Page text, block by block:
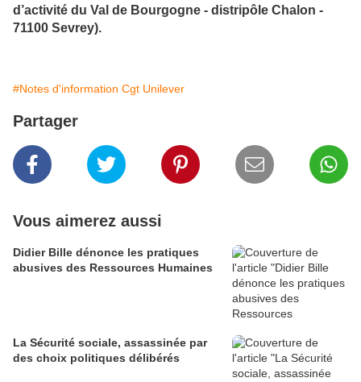
d’activité du Val de Bourgogne - distripôle Chalon -
71100 Sevrey).
#Notes d'information Cgt Unilever
Partager
Vous aimerez aussi
Didier Bille dénonce les pratiques
abusives des Ressources Humaines
La Sécurité sociale, assassinée par
des choix politiques délibérés